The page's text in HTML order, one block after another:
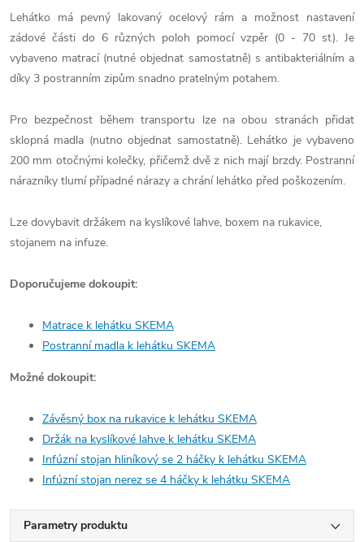
Lehátko má pevný lakovaný ocelový rám a možnost nastavení
zádové části do 6 různých poloh pomocí vzpěr (0 - 70 st). Je
vybaveno matrací (nutné objednat samostatně) s antibakteriálním a
díky 3 postranním zipům snadno pratelným potahem.
Pro bezpečnost během transportu lze na obou stranách přidat
sklopná madla (nutno objednat samostatně). Lehátko je vybaveno
200 mm otočnými kolečky, přičemž dvě z nich mají brzdy. Postranní
nárazníky tlumí případné nárazy a chrání lehátko před poškozením.
Lze dovybavit držákem na kyslíkové lahve, boxem na rukavice,
stojanem na infuze.
Doporučujeme dokoupit:
Matrace k lehátku SKEMA
Postranní madla k lehátku SKEMA
Možné dokoupit:
Závěsný box na rukavice k lehátku SKEMA
Držák na kyslíkové lahve k lehátku SKEMA
Infúzní stojan hliníkový se 2 háčky k lehátku SKEMA
Infúzní stojan nerez se 4 háčky k lehátku SKEMA
Parametry produktu